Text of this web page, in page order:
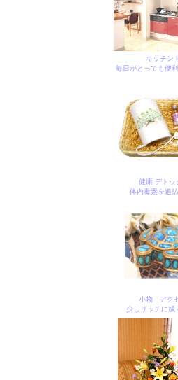
キッチン
毎日がとっても便
健康 デト
体内毒素を追
小物 アク
少しリッチに成